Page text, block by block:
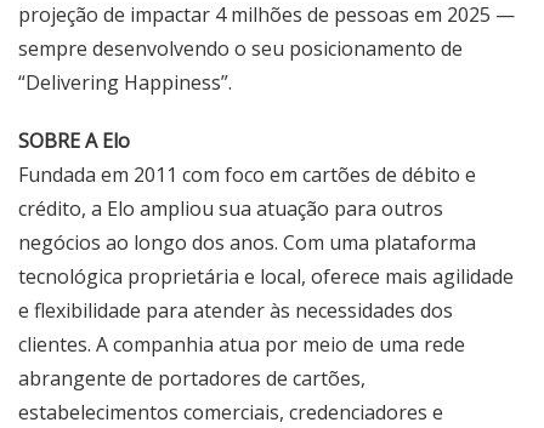
projeção de impactar 4 milhões de pessoas em 2025 —
sempre desenvolvendo o seu posicionamento de
“Delivering Happiness”.
SOBRE A Elo
Fundada em 2011 com foco em cartões de débito e
crédito, a Elo ampliou sua atuação para outros
negócios ao longo dos anos. Com uma plataforma
tecnológica proprietária e local, oferece mais agilidade
e flexibilidade para atender às necessidades dos
clientes. A companhia atua por meio de uma rede
abrangente de portadores de cartões,
estabelecimentos comerciais, credenciadores e